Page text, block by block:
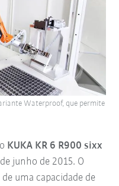
KUKA KR 6 R900 sixx
junho de 2015. O
de uma capacidade de
Waterproof, que permite